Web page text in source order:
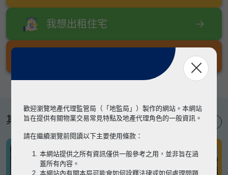
我想出租住宅
其他專題
歡迎瀏覽地產代理監管局（「地監局」）製作的網站。本網站
旨在提供有關物業交易常見特點及地產代理角色的一般資訊。
請在繼續瀏覽前閱讀以下主要使用條款：
本網站提供之所有資訊僅供一般參考之用，並非旨在涵
蓋所有內容。
本網站內有關本局可能會如何詮釋法律或如何處理問題